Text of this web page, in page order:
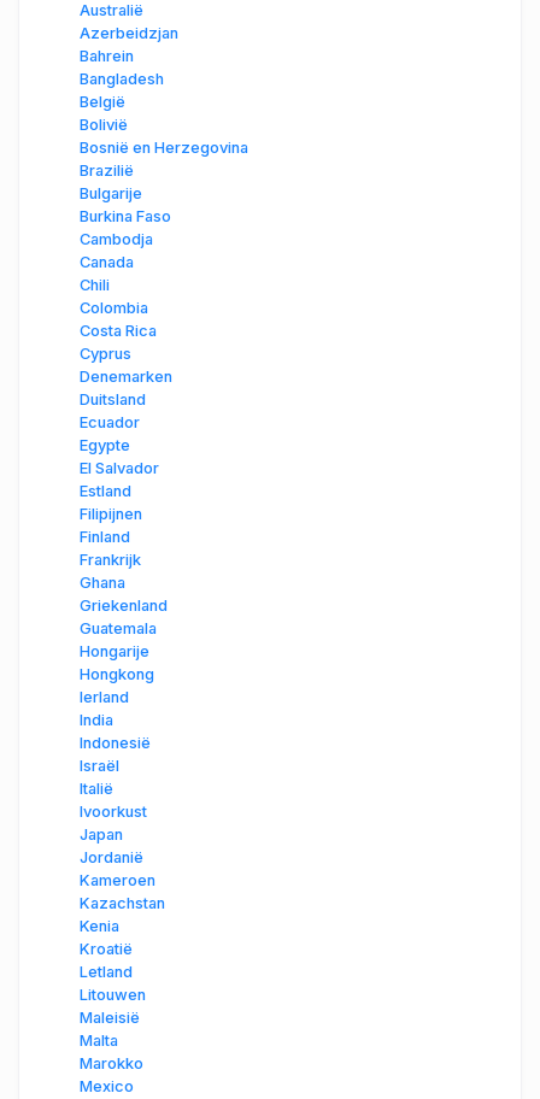
Australië
Azerbeidzjan
Bahrein
Bangladesh
België
Bolivië
Bosnië en Herzegovina
Brazilië
Bulgarije
Burkina Faso
Cambodja
Canada
Chili
Colombia
Costa Rica
Cyprus
Denemarken
Duitsland
Ecuador
Egypte
El Salvador
Estland
Filipijnen
Finland
Frankrijk
Ghana
Griekenland
Guatemala
Hongarije
Hongkong
Ierland
India
Indonesië
Israël
Italië
Ivoorkust
Japan
Jordanië
Kameroen
Kazachstan
Kenia
Kroatië
Letland
Litouwen
Maleisië
Malta
Marokko
Mexico